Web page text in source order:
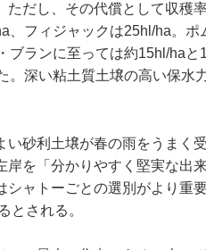
だし、その代償として収穫
、フィジャックは25hl/ha。
ブランに至っては約15hl/ha
。深い粘土質土壌の高い保水
砂利土壌が春の雨をうまく
岸を「分かりやすく堅実な出
ャトーごとの選別がより重
とされる。